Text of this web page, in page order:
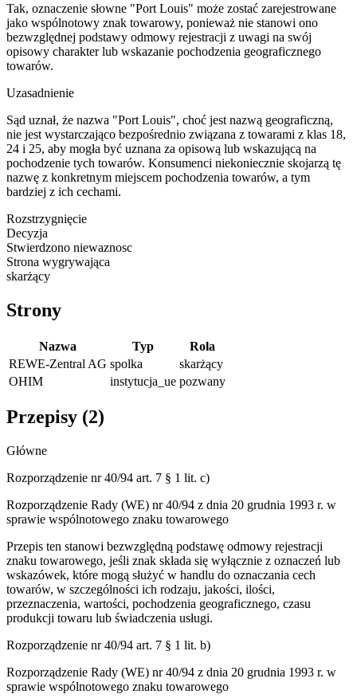
Tak, oznaczenie słowne "Port Louis" może zostać zarejestrowane
jako wspólnotowy znak towarowy, ponieważ nie stanowi ono
bezwzględnej podstawy odmowy rejestracji z uwagi na swój
opisowy charakter lub wskazanie pochodzenia geograficznego
towarów.
Uzasadnienie
Sąd uznał, że nazwa "Port Louis", choć jest nazwą geograficzną,
nie jest wystarczająco bezpośrednio związana z towarami z klas 18,
24 i 25, aby mogła być uznana za opisową lub wskazującą na
pochodzenie tych towarów. Konsumenci niekoniecznie skojarzą tę
nazwę z konkretnym miejscem pochodzenia towarów, a tym
bardziej z ich cechami.
Rozstrzygnięcie
Decyzja
Stwierdzono niewaznosc
Strona wygrywająca
skarżący
Strony
Nazwa Typ
Rola
REWE-Zentral AG spolka
skarżący
OHIM
instytucja_ue pozwany
Przepisy (2)
Główne
Rozporządzenie nr 40/94 art. 7 § 1 lit. c)
Rozporządzenie Rady (WE) nr 40/94 z dnia 20 grudnia 1993 r. w
sprawie wspólnotowego znaku towarowego
Przepis ten stanowi bezwzględną podstawę odmowy rejestracji
znaku towarowego, jeśli znak składa się wyłącznie z oznaczeń lub
wskazówek, które mogą służyć w handlu do oznaczania cech
towarów, w szczególności ich rodzaju, jakości, ilości,
przeznaczenia, wartości, pochodzenia geograficznego, czasu
produkcji towaru lub świadczenia usługi.
Rozporządzenie nr 40/94 art. 7 § 1 lit. b)
Rozporządzenie Rady (WE) nr 40/94 z dnia 20 grudnia 1993 r. w
sprawie wspólnotowego znaku towarowego